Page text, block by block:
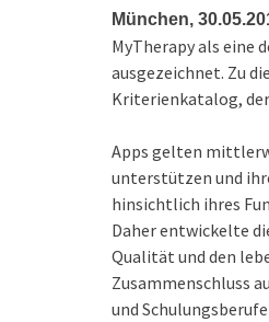
München,
MyTherapy als eine
ausgezeichnet. Zu
Kriterienkatalog,
Apps gelten
unterstützen und
hinsichtlich ihres
Daher entwickelte
Qualität und den
Zusammenschluss
und